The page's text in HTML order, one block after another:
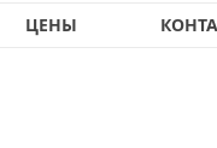
ЦЕНЫ